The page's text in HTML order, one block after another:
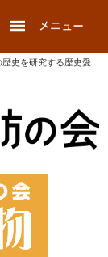
史を研究する歴史愛